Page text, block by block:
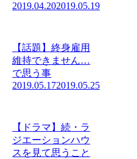
2019.04.202019.05.19
【話題】終身雇用
維持できません…
で思う事
2019.05.172019.05.25
【ドラマ】続・ラ
ジエーションハウ
スを見て思うこと